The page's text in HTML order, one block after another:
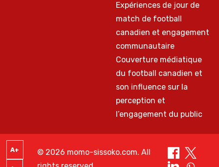
Expériences de jour de
match de football
canadien et engagement
communautaire
Couverture médiatique
du football canadien et
son influence sur la
perception et
l’engagement du public
A+
© 2026 momo-sissoko.com. All